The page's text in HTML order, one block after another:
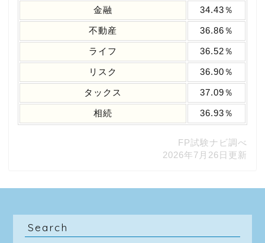
金融
34.43％
不動産 36.86％
ライフ 36.52％
リスク 36.90％
タックス 37.09％
相続 36.93％
FP試験ナビ調べ
2026年7月26日更新
Search